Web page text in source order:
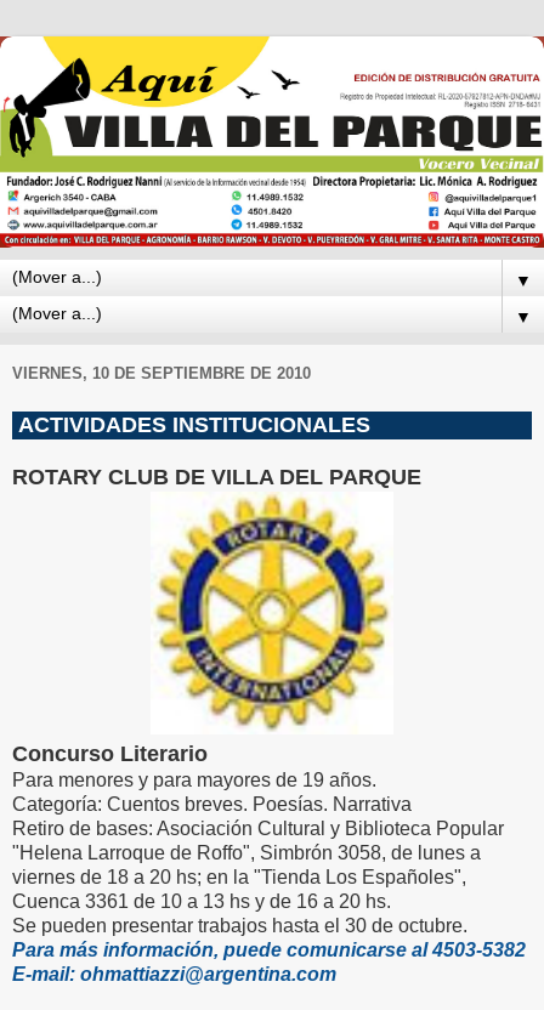
▼
▼
VIERNES, 10 DE SEPTIEMBRE DE 2010
ACTIVIDADES INSTITUCIONALES
ROTARY CLUB DE VILLA DEL PARQUE
Concurso Literario
Para menores y para mayores de 19 años.
Categoría: Cuentos breves. Poesías. Narrativa
Retiro de bases: Asociación Cultural y Biblioteca Popular
"Helena Larroque de Roffo", Simbrón 3058, de lunes a
viernes de 18 a 20 hs; en la "Tienda Los Españoles",
Cuenca 3361 de 10 a 13 hs y de 16 a 20 hs.
Se pueden presentar trabajos hasta el 30 de octubre.
Para más información, puede comunicarse al 4503-5382
E-mail: ohmattiazzi@argentina.com